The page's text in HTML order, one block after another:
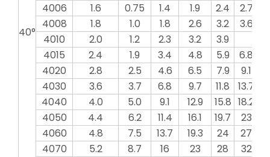
40°
4006
1.6 0.75 1.4 1.9 2.4 2.7
4008
1.8 1.0 1.8 2.6 3.2 3.6
4010
2.0 1.2 2.3 3.2 3.9
4015
2.4 1.9 3.4 4.8 5.9 6.8
4020
2.8 2.5 4.6 6.5 7.9 9.1
4030
3.6 3.7 6.8 9.7 11.8 13.7
4040
4.0 5.0 9.1 12.9 15.8 18.2
4050
4.4 6.2 11.4 16.1 19.7 23
4060
4.8 7.5 13.7 19.3 24 27
4070
5.2 8.7 16 23 28 32